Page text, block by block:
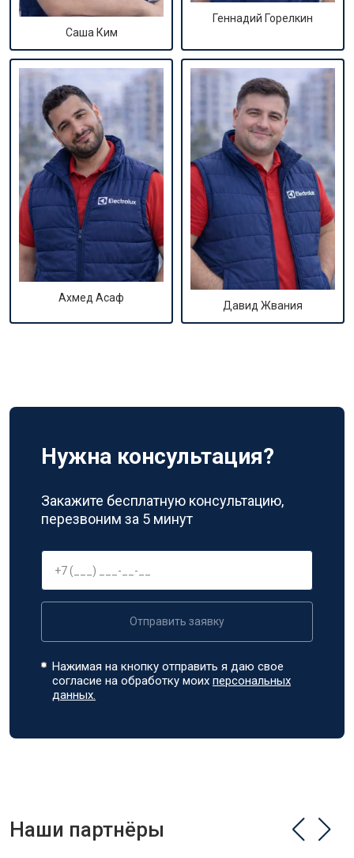
Саша Ким
Геннадий Горелкин
Ахмед Асаф
Давид Жвания
Нужна консультация?
Закажите бесплатную консультацию,
перезвоним за 5 минут
Отправить заявку
Нажимая на кнопку отправить я даю свое
согласие на обработку моихперсональных
данных.
Наши партнёры